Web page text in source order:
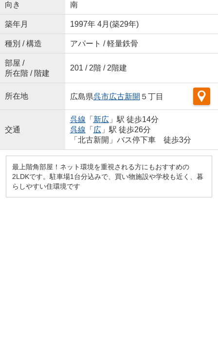
向き 南
築年月 1997年 4月(築29年)
種別 / 構造 アパート / 軽量鉄骨
部屋 /
所在階 / 階建
201 / 2階 / 2階建
所在地 広島県呉市広古新開 ５丁目
交通
呉線 「 新広」駅 徒歩14分
呉線 「 広」駅 徒歩26分
「北古新開」バス停下車 徒歩3分
最上階角部屋！ネット環境を重視される方にもおすすめの
2LDKです。駐車場1台分込みで、買い物施設や学校も近く、暮
らしやすい住環境です